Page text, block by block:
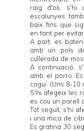
raig d'oli, s'hi
escalunyes
baix fins que
en tant per
A part, es
amb un pols
cullerada de
A continuació,
amb el porro.
cogui. (Uns 8-10
S'hi afegeix les
es cou un parell
Tot seguit, s'hi
i una mica de
Es gratina 30